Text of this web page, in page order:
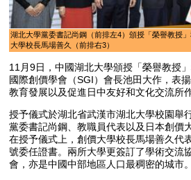
湖北大學黨委書記尚鋼（前排左4）頒授「榮譽教授
大學校長馬場善久（前排右3）
11月9日，中國湖北大學頒授「榮譽教授
國際創價學會（SGI）會長池田大作，表
教育發展以及促進日中友好和文化交流所
授予儀式於湖北省武漢市湖北大學校園舉
黨委書記尚鋼、教職員代表以及日本創價
在授予儀式上，創價大學校長馬場善久代
號委任證書。兩所大學更簽訂了學術交流
會，亦是中國中部地區人口最稠密的城市。